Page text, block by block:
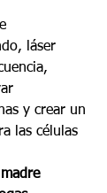
láser
y crear un
las células